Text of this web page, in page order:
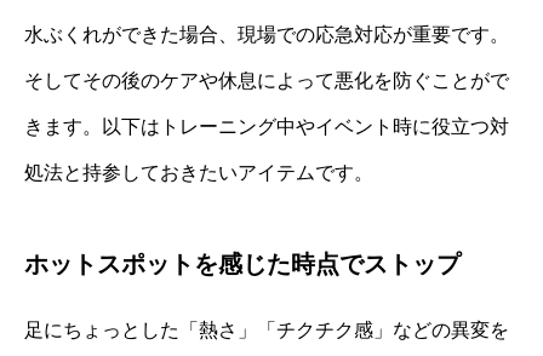
水ぶくれができた場合、現場での応急対応が重要です。
そしてその後のケアや休息によって悪化を防ぐことがで
きます。以下はトレーニング中やイベント時に役立つ対
処法と持参しておきたいアイテムです。
ホットスポットを感じた時点でストップ
足にちょっとした「熱さ」「チクチク感」などの異変を